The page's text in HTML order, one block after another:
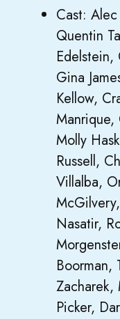
Cast:
Quentin
Edelstein,
Gina
Kellow,
Manrique,
Molly
Russell,
Villalba,
Nasatir,
Boorman,
Zacharek,
Picker,